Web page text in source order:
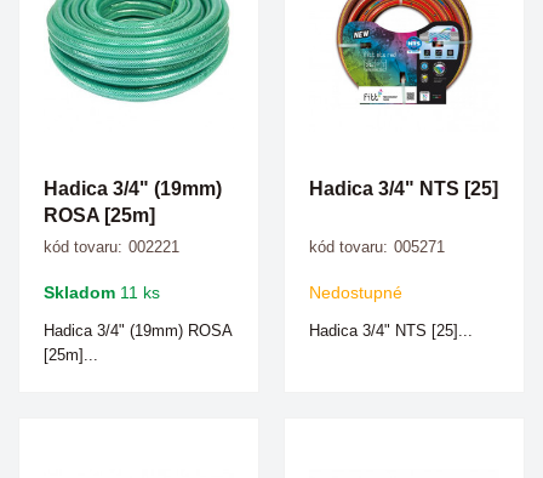
Hadica 3/4" (19mm)
ROSA [25m]
kód tovaru: 002221
Skladom 11 ks
Hadica 3/4" (19mm) ROSA
[25m]...
Hadica 3/4" NTS [25]
kód tovaru: 005271
Nedostupné
Hadica 3/4" NTS [25]...